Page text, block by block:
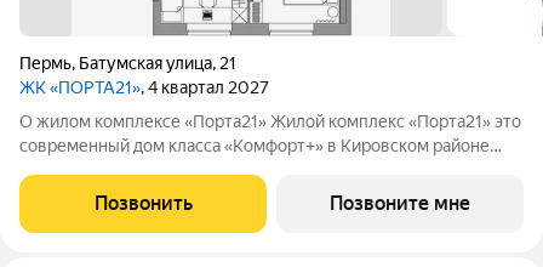
Пермь, Батумская улица, 21
ЖК «ПОРТА21», 4 квартал 2027
О жилом комплексе «Порта21» Жилой комплекс «Порта21» это
современный дом класса «Комфорт+» в Кировском районе
баланс между городской жизнью и ощущением спокойствия.
Виды на Каму и близость
Позвонить Позвоните мне